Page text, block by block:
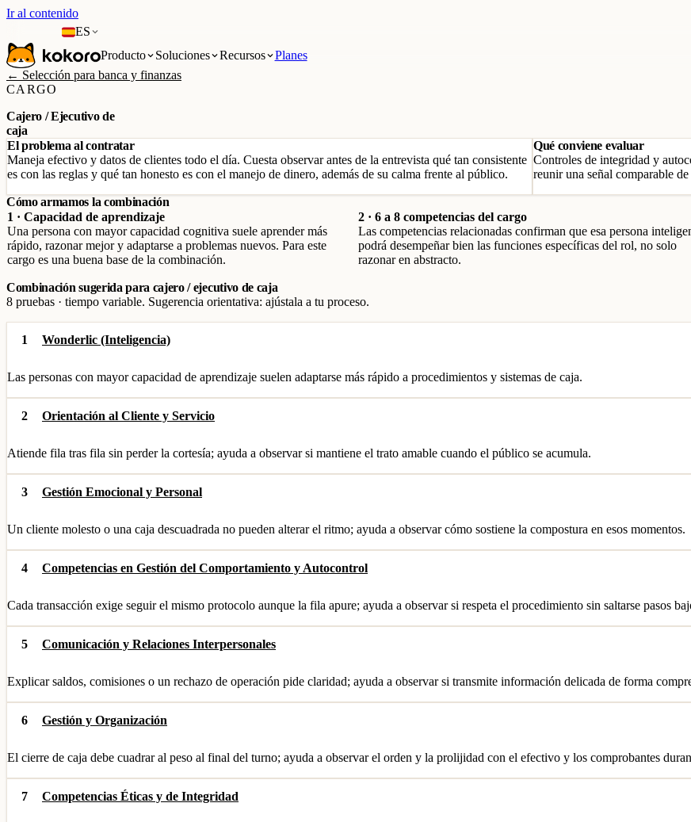
Ir al contenido
ES
Producto
Soluciones Recursos Planes
← Selección para banca y finanzas
CARGO
Cajero / Ejecutivo de
caja
El problema al contratar
Maneja efectivo y datos de clientes todo el día. Cuesta observar antes de la entrevista qué tan consistente
es con las reglas y qué tan honesto es con el manejo de dinero, además de su calma frente al público.
Qué conviene evaluar
Controles de integridad y
reunir una señal comparable de
Cómo armamos la combinación
1 · Capacidad de aprendizaje
Una persona con mayor capacidad cognitiva suele aprender más
rápido, razonar mejor y adaptarse a problemas nuevos. Para este
cargo es una buena base de la combinación.
2 · 6 a 8 competencias del cargo
Las competencias relacionadas confirman que esa persona
podrá desempeñar bien las funciones específicas del rol, no solo
razonar en abstracto.
Combinación sugerida para cajero / ejecutivo de caja
8 pruebas · tiempo variable. Sugerencia orientativa: ajústala a tu proceso.
1 Wonderlic (Inteligencia)
Las personas con mayor capacidad de aprendizaje suelen adaptarse más rápido a procedimientos y sistemas de caja.
2 Orientación al Cliente y Servicio
Atiende fila tras fila sin perder la cortesía; ayuda a observar si mantiene el trato amable cuando el público se acumula.
3 Gestión Emocional y Personal
Un cliente molesto o una caja descuadrada no pueden alterar el ritmo; ayuda a observar cómo sostiene la compostura en esos momentos.
4 Competencias en Gestión del Comportamiento y Autocontrol
Cada transacción exige seguir el mismo protocolo aunque la fila apure; ayuda a observar si respeta el procedimiento sin saltarse pasos
5 Comunicación y Relaciones Interpersonales
Explicar saldos, comisiones o un rechazo de operación pide claridad; ayuda a observar si transmite información delicada de forma
6 Gestión y Organización
El cierre de caja debe cuadrar al peso al final del turno; ayuda a observar el orden y la prolijidad con el efectivo y los comprobantes
7 Competencias Éticas y de Integridad